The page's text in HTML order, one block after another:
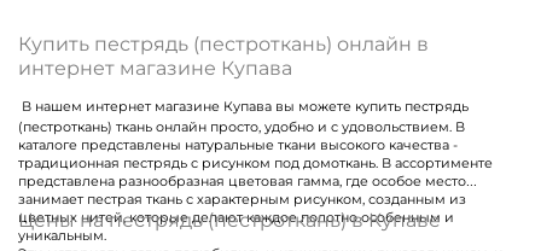
Купить пестрядь (пестроткань) онлайн в
интернет магазине Купава
В нашем интернет магазине Купава вы можете купить пестрядь
(пестроткань) ткань онлайн просто, удобно и с удовольствием. В
каталоге представлены натуральные ткани высокого качества -
традиционная пестрядь с рисунком под домоткань. В ассортименте
представлена разнообразная цветовая гамма, где особое место
занимает пестрая ткань с характерным рисунком, созданным из
цветных нитей, которые делают каждое полотно особенным и
уникальным.
Цены на пестрядь (пестроткань) в Купаве